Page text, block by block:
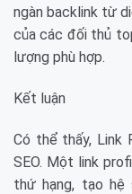
ngàn backlink từ
của các đối thủ
lượng phù hợp.
Kết luận
Có thể thấy, Link
SEO. Một link
thứ hạng, tạo